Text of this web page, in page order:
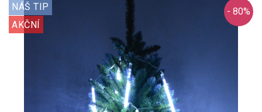
- 80%
NÁŠ TIP
AKČNÍ